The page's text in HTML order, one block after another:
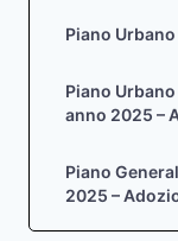
Piano
Piano
anno 2025 –
Piano
2025 –